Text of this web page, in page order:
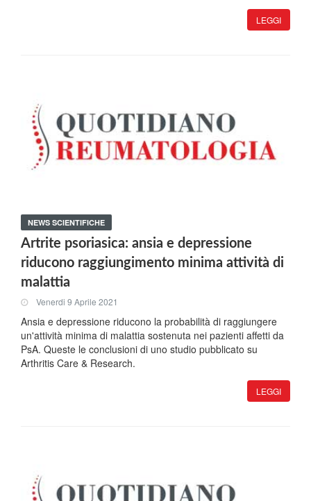
LEGGI
NEWS SCIENTIFICHE
Artrite psoriasica: ansia e depressione
riducono raggiungimento minima attività di
malattia
Venerdi 9 Aprile 2021
Ansia e depressione riducono la probabilità di raggiungere
un'attività minima di malattia sostenuta nei pazienti affetti da
PsA. Queste le conclusioni di uno studio pubblicato su
Arthritis Care & Research.
LEGGI